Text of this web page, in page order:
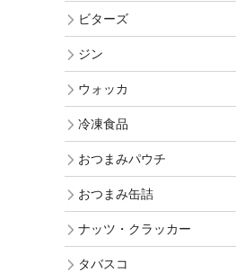
ビターズ
ジン
ウォッカ
冷凍食品
おつまみパウチ
おつまみ缶詰
ナッツ・クラッカー
タバスコ